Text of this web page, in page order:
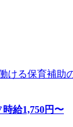
ける保育補助
時給1,750円〜